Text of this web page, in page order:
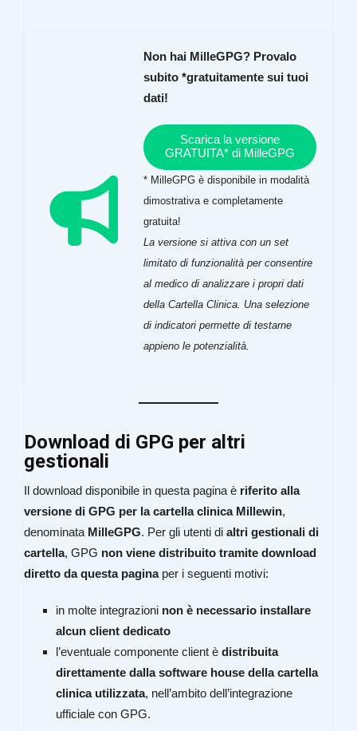
Non hai MilleGPG? Provalo
subito *gratuitamente sui tuoi
dati!
Scarica la versione
GRATUITA* di MilleGPG
* MilleGPG è disponibile in modalità
dimostrativa e completamente
gratuita!
La versione si attiva con un set
limitato di funzionalità per consentire
al medico di analizzare i propri dati
della Cartella Clinica. Una selezione
di indicatori permette di testarne
appieno le potenzialità.
Download di GPG per altri
gestionali
Il download disponibile in questa pagina è riferito alla
versione di GPG per la cartella clinica Millewin,
denominata MilleGPG. Per gli utenti di altri gestionali di
cartella, GPG non viene distribuito tramite download
diretto da questa paginaper i seguenti motivi:
in molte integrazioni non è necessario installare
alcun client dedicato
l’eventuale componente client è distribuita
direttamente dalla software house della cartella
clinica utilizzata, nell’ambito dell’integrazione
ufficiale con GPG.